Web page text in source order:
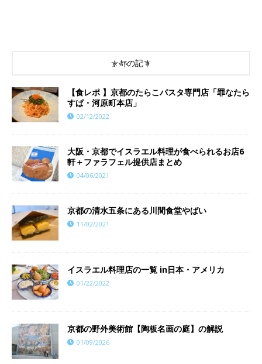
京都の記事
【食レポ 】京都のたらこパスタ専門店「罪なたら
すぱ・河原町本店」
02/12/2022
大阪・京都でイスラエル料理が食べられるお店6
軒＋ファラフェル提供店まとめ
04/06/2021
京都の清水五条にある川間食堂やばい
11/02/2021
イスラエル料理店の一覧 in日本・アメリカ
01/22/2022
京都の野外美術館【陶板名画の庭】の解説
01/09/2026